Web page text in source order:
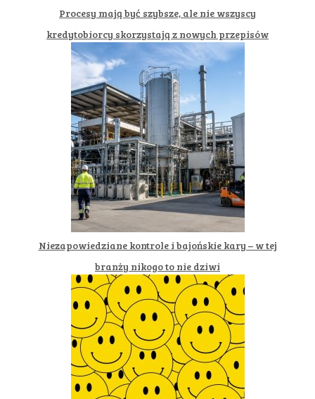
Procesy mają być szybsze, ale nie wszyscy
kredytobiorcy skorzystają z nowych przepisów
Niezapowiedziane kontrole i bajońskie kary – w tej
branży nikogo to nie dziwi